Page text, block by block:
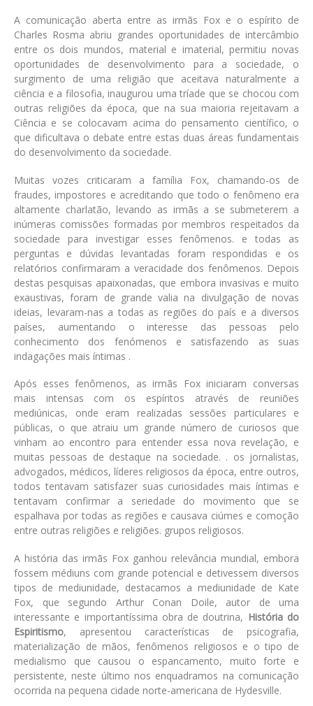
A comunicação aberta entre as irmãs Fox e o espírito de
Charles Rosma abriu grandes oportunidades de intercâmbio
entre os dois mundos, material e imaterial, permitiu novas
oportunidades de desenvolvimento para a sociedade, o
surgimento de uma religião que aceitava naturalmente a
ciência e a filosofia, inaugurou uma tríade que se chocou com
outras religiões da época, que na sua maioria rejeitavam a
Ciência e se colocavam acima do pensamento científico, o
que dificultava o debate entre estas duas áreas fundamentais
do desenvolvimento da sociedade.
Muitas vozes criticaram a família Fox, chamando-os de
fraudes, impostores e acreditando que todo o fenômeno era
altamente charlatão, levando as irmãs a se submeterem a
inúmeras comissões formadas por membros respeitados da
sociedade para investigar esses fenômenos. e todas as
perguntas e dúvidas levantadas foram respondidas e os
relatórios confirmaram a veracidade dos fenômenos. Depois
destas pesquisas apaixonadas, que embora invasivas e muito
exaustivas, foram de grande valia na divulgação de novas
ideias, levaram-nas a todas as regiões do país e a diversos
países, aumentando o interesse das pessoas pelo
conhecimento dos fenómenos e satisfazendo as suas
indagações mais íntimas .
Após esses fenômenos, as irmãs Fox iniciaram conversas
mais intensas com os espíritos através de reuniões
mediúnicas, onde eram realizadas sessões particulares e
públicas, o que atraiu um grande número de curiosos que
vinham ao encontro para entender essa nova revelação, e
muitas pessoas de destaque na sociedade. . os jornalistas,
advogados, médicos, líderes religiosos da época, entre outros,
todos tentavam satisfazer suas curiosidades mais íntimas e
tentavam confirmar a seriedade do movimento que se
espalhava por todas as regiões e causava ciúmes e comoção
entre outras religiões e religiões. grupos religiosos.
A história das irmãs Fox ganhou relevância mundial, embora
fossem médiuns com grande potencial e detivessem diversos
tipos de mediunidade, destacamos a mediunidade de Kate
Fox, que segundo Arthur Conan Doile, autor de uma
interessante e importantíssima obra de doutrina, História do
Espiritismo, apresentou características de psicografia,
materialização de mãos, fenômenos religiosos e o tipo de
medialismo que causou o espancamento, muito forte e
persistente, neste último nos enquadramos na comunicação
ocorrida na pequena cidade norte-americana de Hydesville.